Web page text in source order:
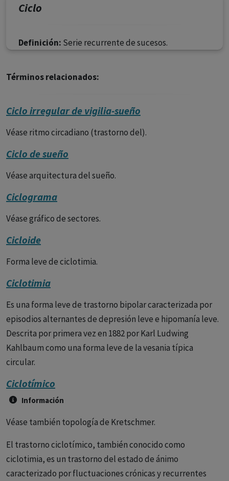
Ciclo
Definición: Serie recurrente de sucesos.
Términos relacionados:
Ciclo irregular de vigilia-sueño
Véase ritmo circadiano (trastorno del).
Ciclo de sueño
Véase arquitectura del sueño.
Ciclograma
Véase gráfico de sectores.
Cicloide
Forma leve de ciclotimia.
Ciclotimia
Es una forma leve de trastorno bipolar caracterizada por
episodios alternantes de depresión leve e hipomanía leve.
Descrita por primera vez en 1882 por Karl Ludwing
Kahlbaum como una forma leve de la vesania típica
circular.
Ciclotímico
Información
Véase también topología de Kretschmer.
El trastorno ciclotímico, también conocido como
ciclotimia, es un trastorno del estado de ánimo
caracterizado por fluctuaciones crónicas y recurrentes